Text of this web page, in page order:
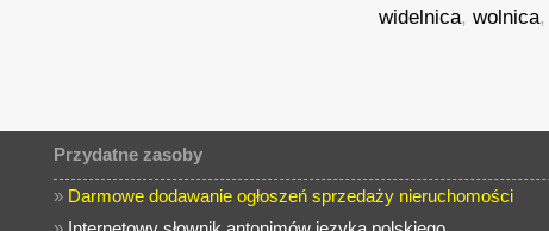
widelnica,wolnica
Przydatne zasoby
» Darmowe dodawanie ogłoszeń sprzedaży nieruchomości